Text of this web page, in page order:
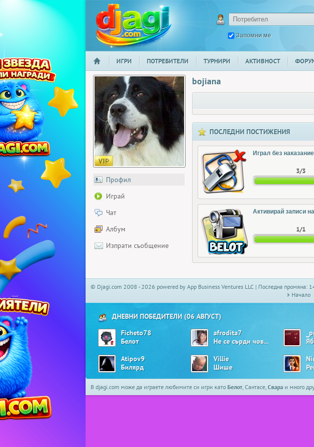
djagi.com
Запомни ме
НАЧАЛО
ИГРИ ПОТРЕБИТЕЛИ ТУРНИРИ АКТИВНОСТ
Профил
Играй
Чат
Албум
Изпрати съобщение
bojiana
ПОСЛЕДНИ ПОСТИЖЕНИЯ
Играл без
3/3
Активирай записи
1/1
© Djagi.com 2008 - 2026 powered by App Business Ventures LLC | Последна промяна:
Начало
ДНЕВНИ ПОБЕДИТЕЛИ (06 АВГУСТ)
Ficheto78
Белот
afrodita7
Не се сърди човече
Atipov9
Билярд
Villie
Шише
В djagi.com може да играете любимите си игри като Белот, Сантасе, Свара и много